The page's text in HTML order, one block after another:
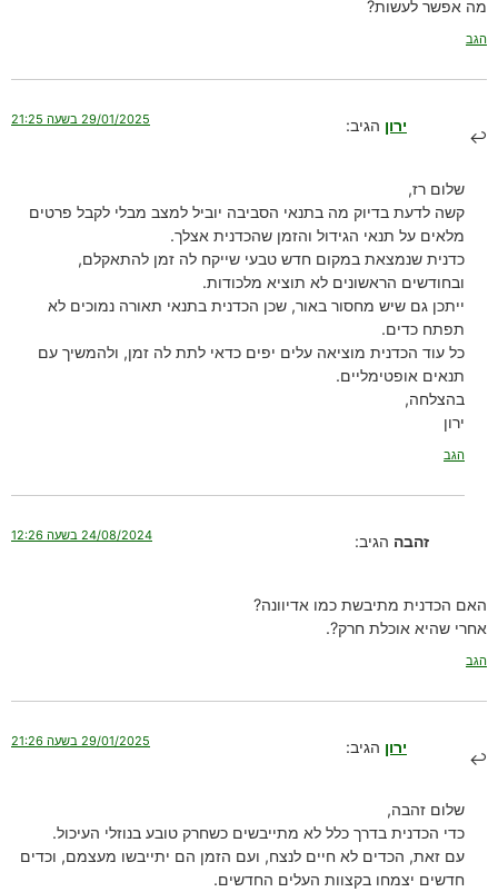
מה אפשר לעשות?
הגב
ירון הגיב: 29/01/2025 בשעה 21:25
שלום רז,
קשה לדעת בדיוק מה בתנאי הסביבה יוביל למצב מבלי לקבל פרטים
מלאים על תנאי הגידול והזמן שהכדנית אצלך.
כדנית שנמצאת במקום חדש טבעי שייקח לה זמן להתאקלם,
ובחודשים הראשונים לא תוציא מלכודות.
ייתכן גם שיש מחסור באור, שכן הכדנית בתנאי תאורה נמוכים לא
תפתח כדים.
כל עוד הכדנית מוציאה עלים יפים כדאי לתת לה זמן, ולהמשיך עם
תנאים אופטימליים.
בהצלחה,
ירון
הגב
זהבה הגיב: 24/08/2024 בשעה 12:26
האם הכדנית מתיבשת כמו אדיוונה?
אחרי שהיא אוכלת חרק?.
הגב
ירון הגיב: 29/01/2025 בשעה 21:26
שלום זהבה,
כדי הכדנית בדרך כלל לא מתייבשים כשחרק טובע בנוזלי העיכול.
עם זאת, הכדים לא חיים לנצח, ועם הזמן הם יתייבשו מעצמם, וכדים
חדשים יצמחו בקצוות העלים החדשים.